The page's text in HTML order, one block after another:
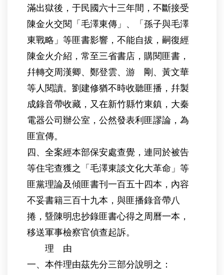
滿出獄後，于民國六十三年間，不斷接受
陳金火交閱「毛澤東傳」、「孫子與毛澤
東戰略」等匪書影響，不能自拔，嗣復經
陳金火介紹，常至三省書店，購閱匪書，
幷轉交周漢卿、鄭登雲、游 剛、黃文華
等人閱讀。劉建修猶不時收聽匪播，幷製
成錄音帶收藏，又在新竹縣竹東鎮，大秦
電器公司辦公室，公然發表利匪謬論，為
匪宣傳。
四、全案經本部保安處查覺，連同於被告
等住宅查獲之「毛澤東談文化大革命」等
匪黨理論及傾匪書刊一百五十四本，內容
不妥書籍三百十九本，與匪播錄音帶八
捲，曁陳明忠抄錄匪書心得之周曆一本，
移送軍事檢察官偵查起訴。
理 由
一、本件理由茲先分三部分說明之：